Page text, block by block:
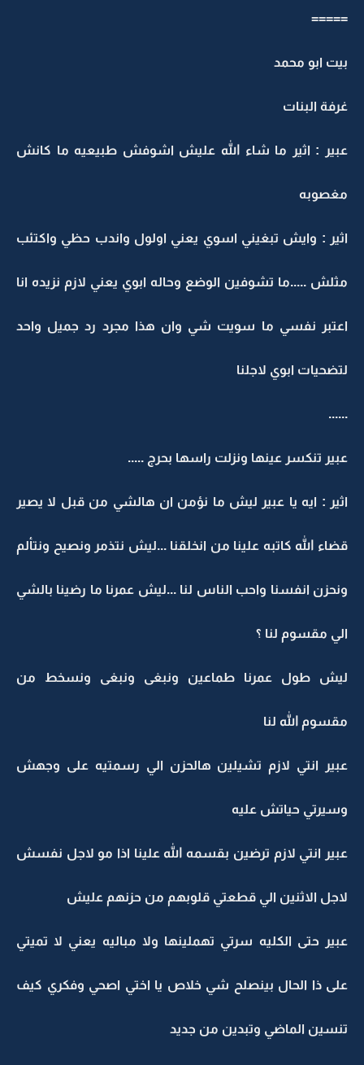
=====
بيت ابو محمد
غرفة البنات
عبير : اثير ما شاء الله عليش اشوفش طبيعيه ما كانش
مغصوبه
اثير : وايش تبغيني اسوي يعني اولول واندب حظي واكتئب
مثلش .....ما تشوفين الوضع وحاله ابوي يعني لازم نزيده انا
اعتبر نفسي ما سويت شي وان هذا مجرد رد جميل واحد
لتضحيات ابوي لاجلنا
......
عبير تنكسر عينها ونزلت راسها بحرج .....
اثير : ايه يا عبير ليش ما نؤمن ان هالشي من قبل لا يصير
قضاء الله كاتبه علينا من انخلقنا ...ليش نتذمر ونصيح ونتألم
ونحزن انفسنا واحب الناس لنا ...ليش عمرنا ما رضينا بالشي
الي مقسوم لنا ؟
ليش طول عمرنا طماعين ونبغى ونبغى ونسخط من
مقسوم الله لنا
عبير انتي لازم تشيلين هالحزن الي رسمتيه على وجهش
وسيرتي حياتش عليه
عبير انتي لازم ترضين بقسمه الله علينا اذا مو لاجل نفسش
لاجل الاثنين الي قطعتي قلوبهم من حزنهم عليش
عبير حتى الكليه سرتي تهملينها ولا مباليه يعني لا تميتي
على ذا الحال بينصلح شي خلاص يا اختي اصحي وفكري كيف
تنسين الماضي وتبدين من جديد